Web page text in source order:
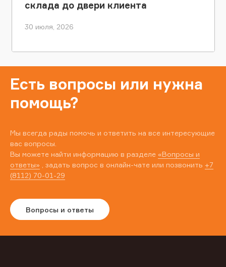
склада до двери клиента
30 июля, 2026
Есть вопросы или нужна
помощь?
Мы всегда рады помочь и ответить на все интересующие
вас вопросы.
Вы можете найти информацию в разделе «Вопросы и
ответы» , задать вопрос в онлайн-чате или позвонить +7
(8112) 70-01-29
Вопросы и ответы